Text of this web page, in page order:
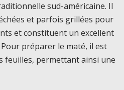
sud-américaine. Il
et parfois grillées pour
et constituent un excellent
préparer le maté, il est
feuilles, permettant ainsi une